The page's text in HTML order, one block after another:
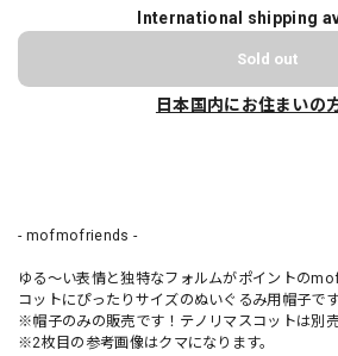
International shipping
Sold out
日本国内にお住まいの
- mofmofriends -
ゆる〜い表情と独特なフォルムがポイントの
コットにぴったりサイズのぬいぐるみ用帽子です
※帽子のみの販売です！テノリマスコットは別売
※2枚目の参考画像はクマになります。